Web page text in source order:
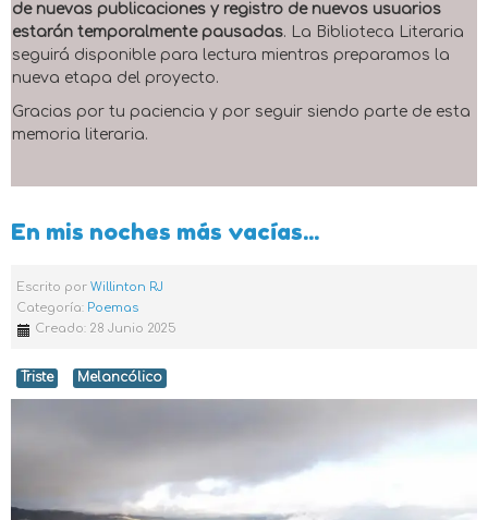
de nuevas publicaciones y registro de nuevos usuarios
estarán temporalmente pausadas. La Biblioteca Literaria
seguirá disponible para lectura mientras preparamos la
nueva etapa del proyecto.
Gracias por tu paciencia y por seguir siendo parte de esta
memoria literaria.
En mis noches más vacías...
Escrito por Willinton RJ
Categoría: Poemas
Creado: 28 Junio 2025
Triste Melancólico